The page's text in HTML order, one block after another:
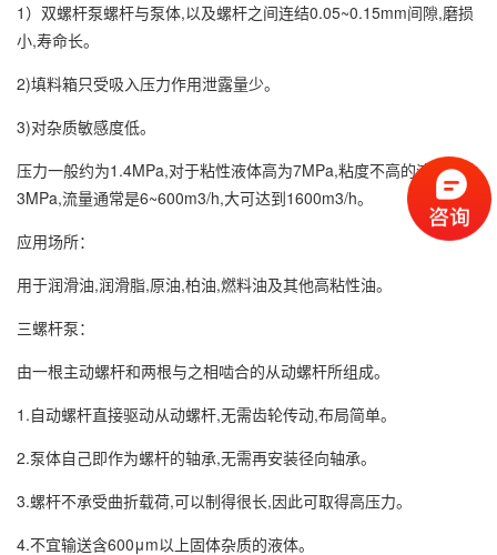
1）双螺杆泵螺杆与泵体,以及螺杆之间连结0.05~0.15mm间隙,磨损
小,寿命长。
2)填料箱只受吸入压力作用泄露量少。
3)对杂质敏感度低。
压力一般约为1.4MPa,对于粘性液体高为7MPa,粘度不高的液体可达
3MPa,流量通常是6~600m3/h,大可达到1600m3/h。
应用场所：
用于润滑油,润滑脂,原油,柏油,燃料油及其他高粘性油。
三螺杆泵：
由一根主动螺杆和两根与之相啮合的从动螺杆所组成。
1.自动螺杆直接驱动从动螺杆,无需齿轮传动,布局简单。
2.泵体自己即作为螺杆的轴承,无需再安装径向轴承。
3.螺杆不承受曲折载荷,可以制得很长,因此可取得高压力。
4.不宜输送含600μm以上固体杂质的液体。